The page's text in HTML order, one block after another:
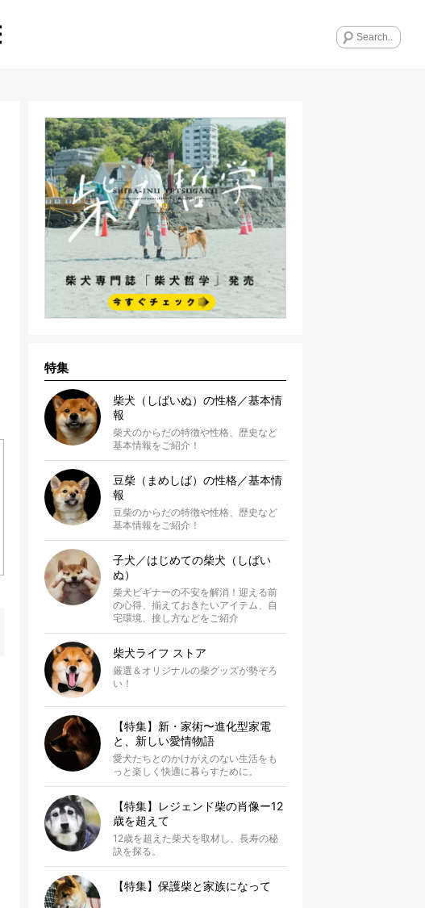
特集
柴犬（しばいぬ）の性格／基本情
報
柴犬のからだの特徴や性格、歴史など
基本情報をご紹介！
豆柴（まめしば）の性格／基本情
報
豆柴のからだの特徴や性格、歴史など
基本情報をご紹介！
子犬／はじめての柴犬（しばい
ぬ）
柴犬ビギナーの不安を解消！迎える前
の心得、揃えておきたいアイテム、自
宅環境、接し方などをご紹介
柴犬ライフ ストア
厳選＆オリジナルの柴グッズが勢ぞろ
い！
【特集】新・家術〜進化型家電
と、新しい愛情物語
愛犬たちとのかけがえのない生活をも
っと楽しく快適に暮らすために。
【特集】レジェンド柴の肖像ー12
歳を超えて
12歳を超えた柴犬を取材し、長寿の秘
訣を探る。
【特集】保護柴と家族になって